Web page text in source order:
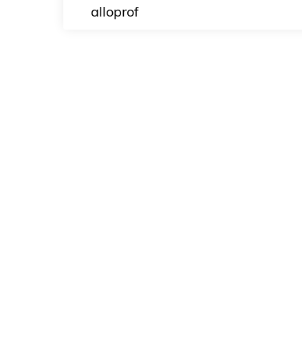
alloprof